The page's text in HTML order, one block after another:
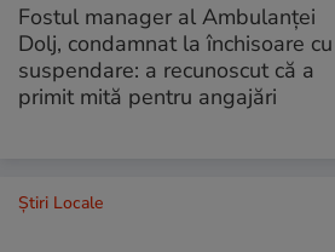
Fostul manager al Ambulanței
Dolj, condamnat la închisoare cu
suspendare: a recunoscut că a
primit mită pentru angajări
Știri Locale